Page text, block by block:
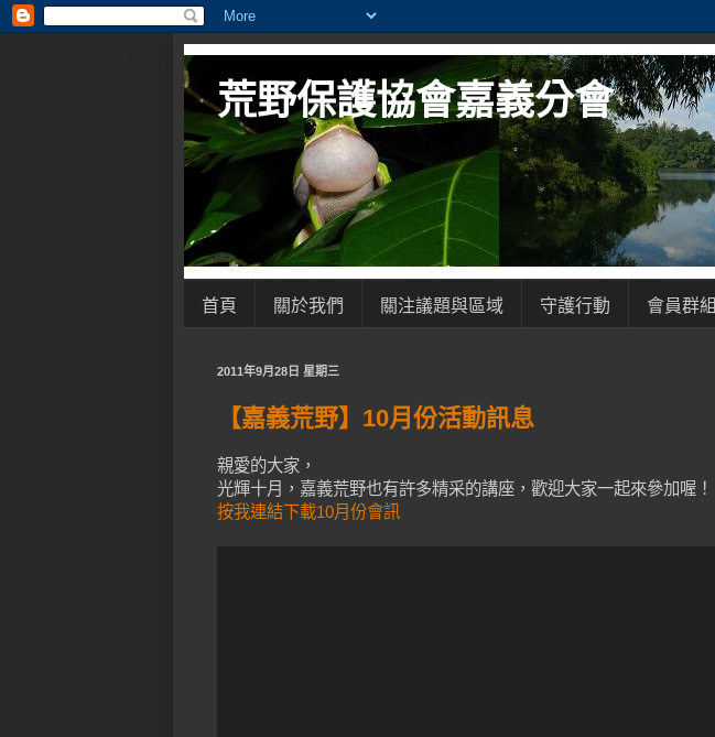
荒野保護協會嘉義分會
首頁 關於我們 關注議題與區域 守護行動 會員群組
2011年9月28日 星期三
【嘉義荒野】10月份活動訊息
親愛的大家，
光輝十月，嘉義荒野也有許多精采的講座，歡迎大家一起來參加喔！
按我連結下載10月份會訊